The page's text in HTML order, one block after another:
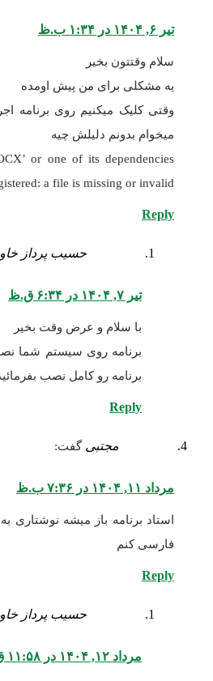
تیر ۶, ۱۴۰۴ در ۱:۳۴ ب.ظ
سلام وقتتون بخیر
یه مشکلی برای من پیش اومده
وقتی کلیک میکنیم روی برنامه
میخوام بدونم دلیلش چیه
or one of its dependencies
a file is missing or invalid
Reply
حسیب پرداز
تیر ۷, ۱۴۰۴ در ۶:۳۴ ق.ظ
با سلام و عرض وقت بخیر
برنامه روی سیستم شما
برنامه رو کامل نصب
Reply
مجتبی گفت:
مرداد ۱۱, ۱۴۰۴ در ۷:۳۶ ب.ظ
استاد برنامه باز میشه
فارسی کنم
Reply
حسیب پرداز
مرداد ۱۲, ۱۴۰۴ در ۱۱:۵۸ ق.ظ